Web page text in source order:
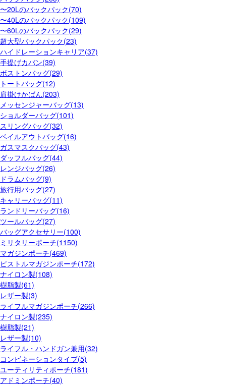
〜20Lのバックパック(70)
〜40Lのバックパック(109)
〜60Lのバックパック(29)
超大型バックパック(23)
ハイドレーションキャリア(37)
手提げカバン(39)
ボストンバッグ(29)
トートバッグ(12)
肩掛けかばん(203)
メッセンジャーバッグ(13)
ショルダーバッグ(101)
スリングバッグ(32)
ベイルアウトバッグ(16)
ガスマスクバッグ(43)
ダッフルバッグ(44)
レンジバッグ(26)
ドラムバッグ(9)
旅行用バッグ(27)
キャリーバッグ(11)
ランドリーバッグ(16)
ツールバッグ(27)
バッグアクセサリー(100)
ミリタリーポーチ(1150)
マガジンポーチ(469)
ピストルマガジンポーチ(172)
ナイロン製(108)
樹脂製(61)
レザー製(3)
ライフルマガジンポーチ(266)
ナイロン製(235)
樹脂製(21)
レザー製(10)
ライフル・ハンドガン兼用(32)
コンビネーションタイプ(5)
ユーティリティポーチ(181)
アドミンポーチ(40)